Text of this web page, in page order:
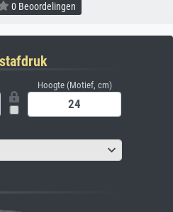
0 Beoordelingen
Hoogte (Motief, cm)